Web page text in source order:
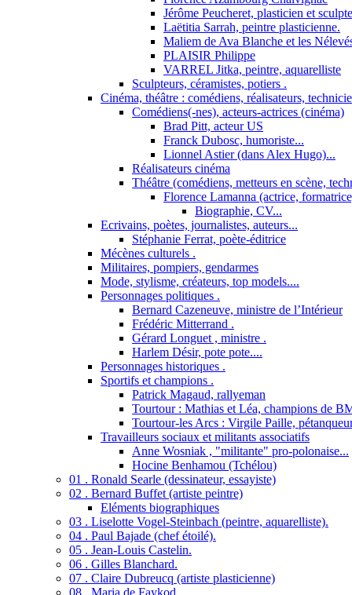
Jérôme Peucheret, plasticien et
Laëtitia Sarrah, peintre plasticienne.
Maliem de Ava Blanche et les
PLAISIR Philippe
VARREL Jitka, peintre, aquarelliste
Sculpteurs, céramistes, potiers .
Cinéma, théâtre : comédiens, réalisateurs,
Comédiens(-nes), acteurs-actrices (cinéma)
Brad Pitt, acteur US
Franck Dubosc, humoriste...
Lionnel Astier (dans Alex Hugo)...
Réalisateurs cinéma
Théâtre (comédiens, metteurs en scène,
Florence Lamanna (actrice,
Biographie, CV...
Ecrivains, poètes, journalistes, auteurs...
Stéphanie Ferrat, poète-éditrice
Mécènes culturels .
Militaires, pompiers, gendarmes
Mode, stylisme, créateurs, top models....
Personnages politiques .
Bernard Cazeneuve, ministre de l’Intérieur
Frédéric Mitterrand .
Gérard Longuet , ministre .
Harlem Désir, pote pote....
Personnages historiques .
Sportifs et champions .
Patrick Magaud, rallyeman
Tourtour : Mathias et Léa, champions de
Tourtour-les Arcs : Virgile Paille,
Travailleurs sociaux et militants associatifs
Anne Wosniak , "militante" pro-polonaise...
Hocine Benhamou (Tchélou)
01 . Ronald Searle (dessinateur, essayiste)
02 . Bernard Buffet (artiste peintre)
Eléments biographiques
03 . Liselotte Vogel-Steinbach (peintre, aquarelliste).
04 . Paul Bajade (chef étoilé).
05 . Jean-Louis Castelin.
06 . Gilles Blanchard.
07 . Claire Dubreucq (artiste plasticienne)
08 . Maria de Faykod.